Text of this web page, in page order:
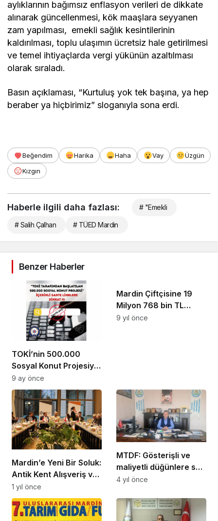
aylıklarının bağımsız enflasyon verileri de dikkate
alınarak güncellenmesi, kök maaşlara seyyanen
zam yapılması, emekli sağlık kesintilerinin
kaldırılması, toplu ulaşımın ücretsiz hale getirilmesi
ve temel ihtiyaçlarda vergi yükünün azaltılması
olarak sıraladı.
Basın açıklaması, “Kurtuluş yok tek başına, ya hep
beraber ya hiçbirimiz” sloganıyla sona erdi.
Beğendim Harika Haha Vay
Üzgün
Kızgın
Haberle ilgili daha fazlası: # "Emekli
# Salih Çalhan # TÜED Mardin
Benzer Haberler
TOKİ’nin 500.000
Sosyal Konut Projesiyle
ilgili dolandırıcılık
girişimi uyarısı!
9 ay önce
Mardin Çiftçisine 19
Milyon 768 bin TL
Hububat Desteği
9 yıl önce
Mardin’e Yeni Bir Soluk:
Antik Kent Alışveriş ve
Yaşam Merkezi
1 yıl önce
MTDF: Gösterişli ve
maliyetli düğünlere son
verelim
4 yıl önce